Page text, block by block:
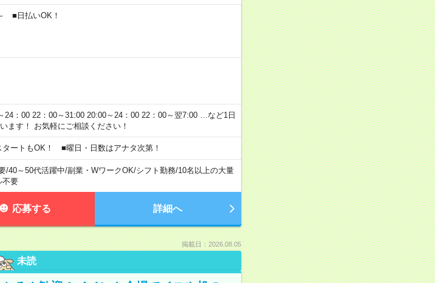
■日払いOK！
24：00 22：00～31:00 20:00～24：00 22：00～翌7:00 …など1日
ます！ お気軽にご相談ください！
ートもOK！ ■曜日・日数はアナタ次第！
/40～50代活躍中/副業・WワークOK/シフト勤務/10名以上の大量
不要
応募する 詳細へ
掲載日：2026.08.05
未読